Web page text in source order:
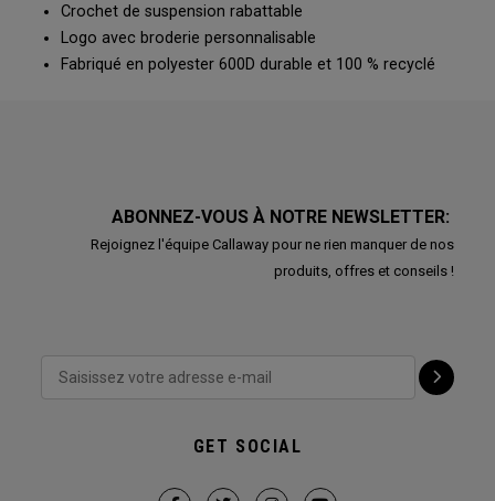
Crochet de suspension rabattable
Logo avec broderie personnalisable
Fabriqué en polyester 600D durable et 100 % recyclé
ABONNEZ-VOUS À NOTRE NEWSLETTER:
Rejoignez l'équipe Callaway pour ne rien manquer de nos
produits, offres et conseils !
GET SOCIAL